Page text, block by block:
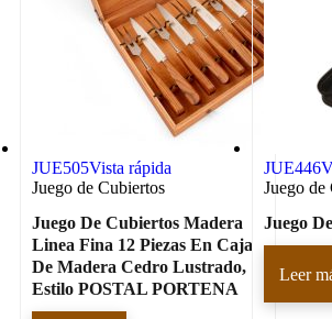
JUE505Vista rápida
Juego de Cubiertos
Juego De Cubiertos Madera
Linea Fina 12 Piezas En Caja
De Madera Cedro Lustrado,
Estilo POSTAL PORTENA
JUE446
Juego de
Juego
Leer